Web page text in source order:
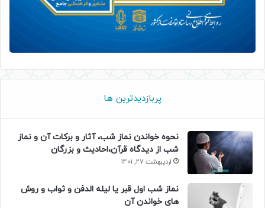
پربازدیدترین ها
نحوه خواندن نماز شب، آثار و برکات آن و نماز
شب از دیدگاه قرآن،احادیث و بزرگان
اردیبهشت 27, 1401
نماز شب اول قبر یا لیله الدفن و ثواب و روش
های خواندن آن